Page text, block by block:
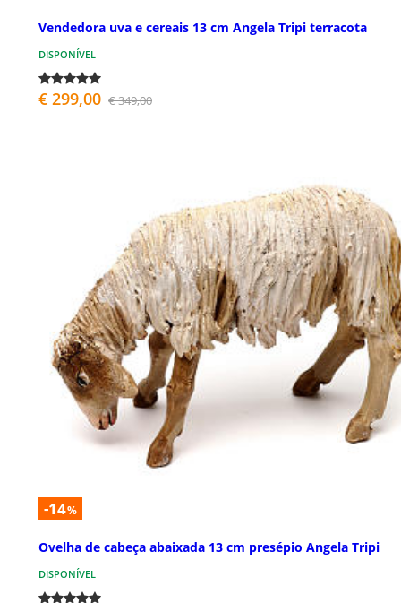
Vendedora uva e cereais 13 cm Angela Tripi terracota
DISPONÍVEL
€ 299,00 € 349,00
-14%
Ovelha de cabeça abaixada 13 cm presépio Angela Tripi
DISPONÍVEL